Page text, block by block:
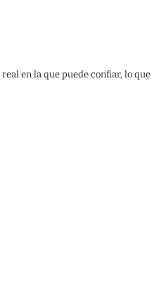
en la que puede confiar, lo que